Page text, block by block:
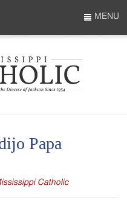
MENU
Papa
Catholic